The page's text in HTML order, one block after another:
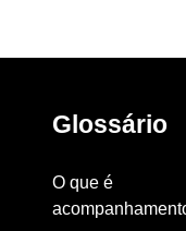
Glossário
O que é